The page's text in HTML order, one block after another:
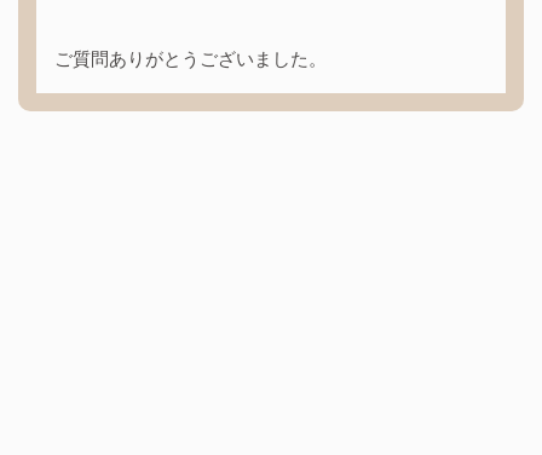
ご質問ありがとうございました。